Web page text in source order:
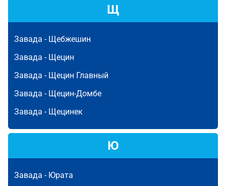
Щ
Завада - Щебжешин
Завада - Щецин
Завада - Щецин Главный
Завада - Щецин-Домбе
Завада - Щецинек
Ю
Завада - Юрата